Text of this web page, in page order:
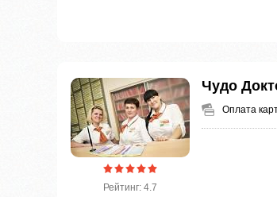
Рейтинг: 4.7
Чудо
Оплата